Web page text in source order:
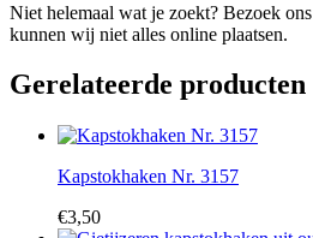
Niet helemaal wat je zoekt? Bezoek
kunnen wij niet alles online plaatsen.
Gerelateerde producten
Kapstokhaken Nr. 3157
€3,50